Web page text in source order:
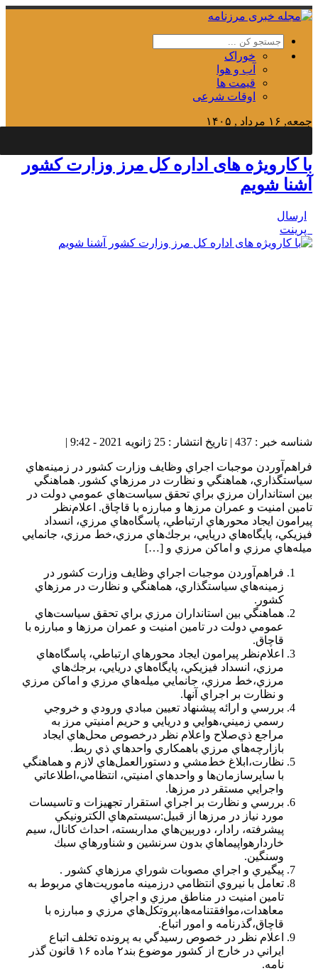
خوراک
آب و هوا
قیمت ها
اوقات شرعی
جمعه, ۱۶ مرداد , ۱۴۰۵
با کارویژه های اداره کل مرز وزارت کشور
آشنا شویم
ارسال
پرینت
شناسه خبر : 437 | تاریخ انتشار : 25 ژانویه 2021 - 9:42 |
فراهم‌آوردن موجبات اجراي وظايف وزارت كشور در زمينه‌هاي
سياستگذاري، ‌هماهنگي و نظارت در مرزهاي كشور. هماهنگي
بين استانداران مرزي براي تحقق سياست‌هاي عمومي دولت در
تامين امنيت و عمران مرزها و مبارزه با قاچاق. اعلام‌نظر
پيرامون ايجاد محورهاي ارتباطي، پاسگاه‌هاي مرزي، انسداد
فيزيكي، پايگاه‌هاي دريايي، برجك‌هاي مرزي،خط مرزي، جانمايي
ميله‌هاي مرزي و اماكن مرزي و […]
فراهم‌آوردن موجبات اجراي وظايف وزارت كشور در
زمينه‌هاي سياستگذاري، ‌هماهنگي و نظارت در مرزهاي
كشور.
هماهنگي بين استانداران مرزي براي تحقق سياست‌هاي
عمومي دولت در تامين امنيت و عمران مرزها و مبارزه با
قاچاق.
اعلام‌نظر پيرامون ايجاد محورهاي ارتباطي، پاسگاه‌هاي
مرزي، انسداد فيزيكي، پايگاه‌هاي دريايي، برجك‌هاي
مرزي،خط مرزي، جانمايي ميله‌هاي مرزي و اماكن مرزي
و نظارت بر اجراي آنها.
بررسي و ارائه پيشنهاد تعيين مبادي ورودي و خروجي
رسمي زميني،‌هوايي و دريايي و حريم امنيتي مرز به
مراجع ذي‌صلاح واعلام نظر درخصوص محل‌هاي ايجاد
بازارچه‌هاي مرزي با‌همكاري واحدهاي ذي ربط.
نظارت،ابلاغ خط‌مشي و دستورالعمل‌هاي لازم و هماهنگي
با سايرسازمان‌ها و واحدهاي امنيتي، انتظامي،اطلاعاتي
واجرايي مستقر در مرزها.
بررسي و نظارت بر اجراي استقرار تجهيزات و تاسيسات
مورد نياز در مرزها از قبيل:سيستم‌هاي الكترونيكي
پيشرفته، رادار، دوربين‌هاي مداربسته، احداث كانال، سيم
خاردار‌هواپيماهاي بدون سرنشين و شناورهاي سبك
وسنگين.
پيگيري و اجراي مصوبات شوراي مرزهاي كشور .
تعامل با نيروي انتظامي درزمينه ماموريت‌هاي مربوط به
تامين امنيت در مناطق مرزي و اجراي
معاهدات،موافقتنامه‌ها،پروتكل‌هاي مرزي و مبارزه با
قاچاق،گذرنامه و امور اتباع.
اعلام نظر در خصوص رسيدگي به پرونده تخلف اتباع
ايراني در خارج از كشور موضوع بند۲ ماده ۱۶ قانون گذر
نامه.